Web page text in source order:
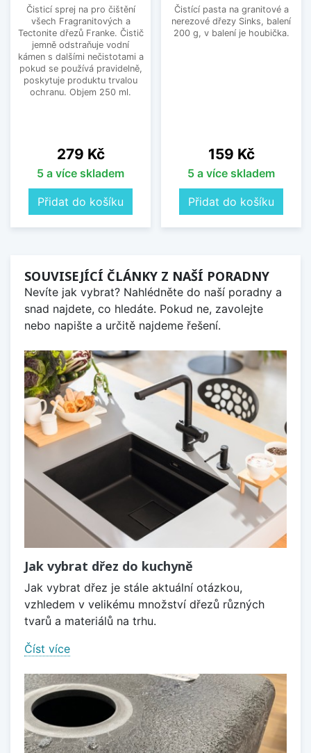
Čisticí sprej na pro čištění
všech Fragranitových a
Tectonite dřezů Franke. Čistič
jemně odstraňuje vodní
kámen s dalšími nečistotami a
pokud se používá pravidelně,
poskytuje produktu trvalou
ochranu. Objem 250 ml.
Cena
279 Kč
5 a více skladem
Přidat do košíku
Čistící pasta na granitové a
nerezové dřezy Sinks, balení
200 g, v balení je houbička.
Cena
159 Kč
5 a více skladem
Přidat do košíku
SOUVISEJÍCÍ ČLÁNKY Z NAŠÍ PORADNY
Nevíte jak vybrat? Nahlédněte do naší poradny a
snad najdete, co hledáte. Pokud ne, zavolejte
nebo napište a určitě najdeme řešení.
Jak vybrat dřez do kuchyně
Jak vybrat dřez je stále aktuální otázkou,
vzhledem v velikému množství dřezů různých
tvarů a materiálů na trhu.
Číst více